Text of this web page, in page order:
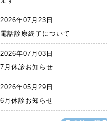
2026年07月23日
電話診療終了について
2026年07月03日
7月休診お知らせ
2026年05月29日
6月休診お知らせ